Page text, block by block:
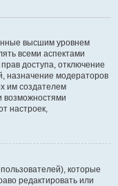
высшим уровнем
всеми аспектами
доступа, отключение
назначение модераторов
им создателем
возможностями
настроек,
которые
редактировать или